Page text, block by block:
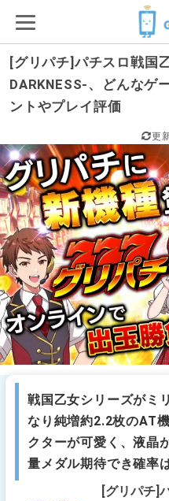
[グリパチ]パチスロ戦国
DARKNESS-、どんなゲ
ントやプレイ評価
更
戦国乙女シリーズがミ
なり純増約2.2枚のAT
クターが可愛く、液晶
量メダル期待でき確率
[グリパチ]